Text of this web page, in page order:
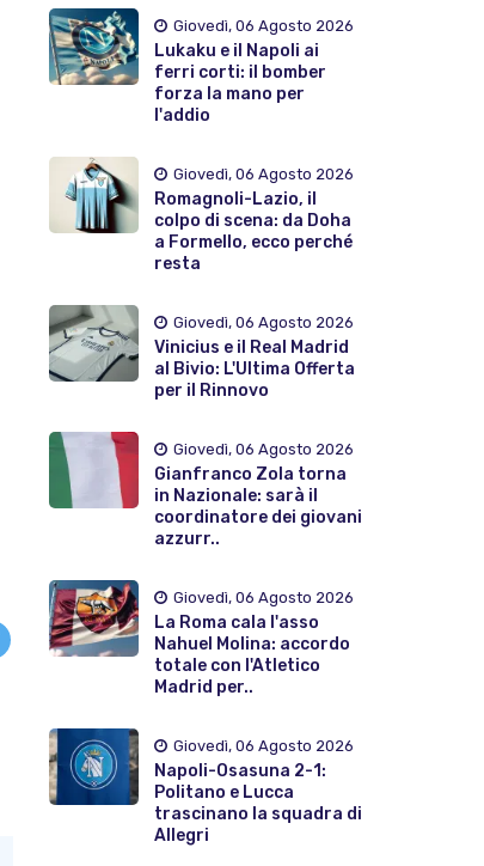
Giovedì, 06 Agosto 2026
Lukaku e il Napoli ai
ferri corti: il bomber
forza la mano per
l'addio
Giovedì, 06 Agosto 2026
Romagnoli-Lazio, il
colpo di scena: da Doha
a Formello, ecco perché
resta
Giovedì, 06 Agosto 2026
Vinicius e il Real Madrid
al Bivio: L'Ultima Offerta
per il Rinnovo
Giovedì, 06 Agosto 2026
Gianfranco Zola torna
in Nazionale: sarà il
coordinatore dei giovani
azzurr..
Giovedì, 06 Agosto 2026
La Roma cala l'asso
Nahuel Molina: accordo
totale con l'Atletico
Madrid per..
Giovedì, 06 Agosto 2026
Napoli-Osasuna 2-1:
Politano e Lucca
trascinano la squadra di
Allegri